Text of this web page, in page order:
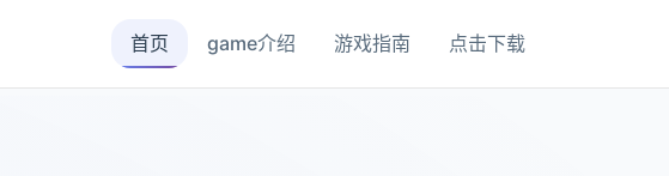
首页 game介绍 游戏指南 点击下载